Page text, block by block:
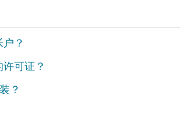
？
可证？
？